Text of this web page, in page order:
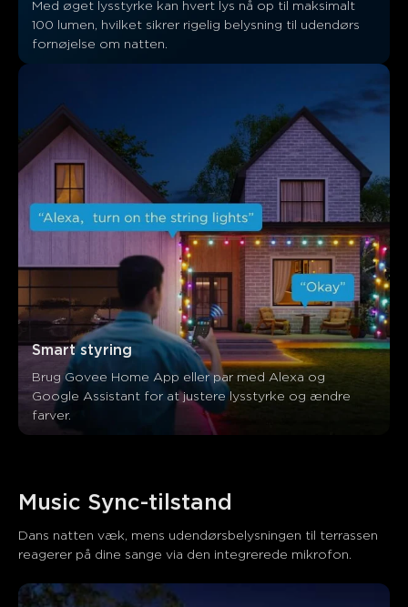
Med øget lysstyrke kan hvert lys nå op til maksimalt
100 lumen, hvilket sikrer rigelig belysning til udendørs
fornøjelse om natten.
Smart styring
Brug Govee Home App eller par med Alexa og
Google Assistant for at justere lysstyrke og ændre
farver.
Music Sync-tilstand
Dans natten væk, mens udendørsbelysningen til terrassen
reagerer på dine sange via den integrerede mikrofon.